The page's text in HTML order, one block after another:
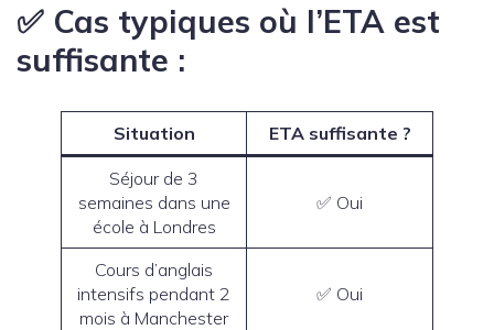
✅ Cas typiques où l’ETA est
suffisante :
Situation ETA suffisante ?
Séjour de 3
semaines dans une
école à Londres
✅ Oui
Cours d’anglais
intensifs pendant 2
mois à Manchester
✅ Oui